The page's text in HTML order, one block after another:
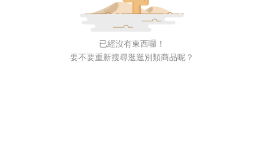
已經沒有東西囉！
要不要重新搜尋逛逛別類商品呢？